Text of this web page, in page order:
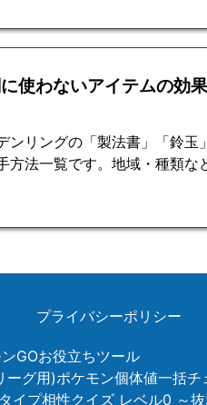
使わないアイテムの効
ンリングの「製法書」「鈴玉
方法一覧です。地域・種類な
プライバシーポリシー
GOお役立ちツール
ーグ用)ポケモン個体値一括チ
イプ相性クイズ レベル0 ～抜